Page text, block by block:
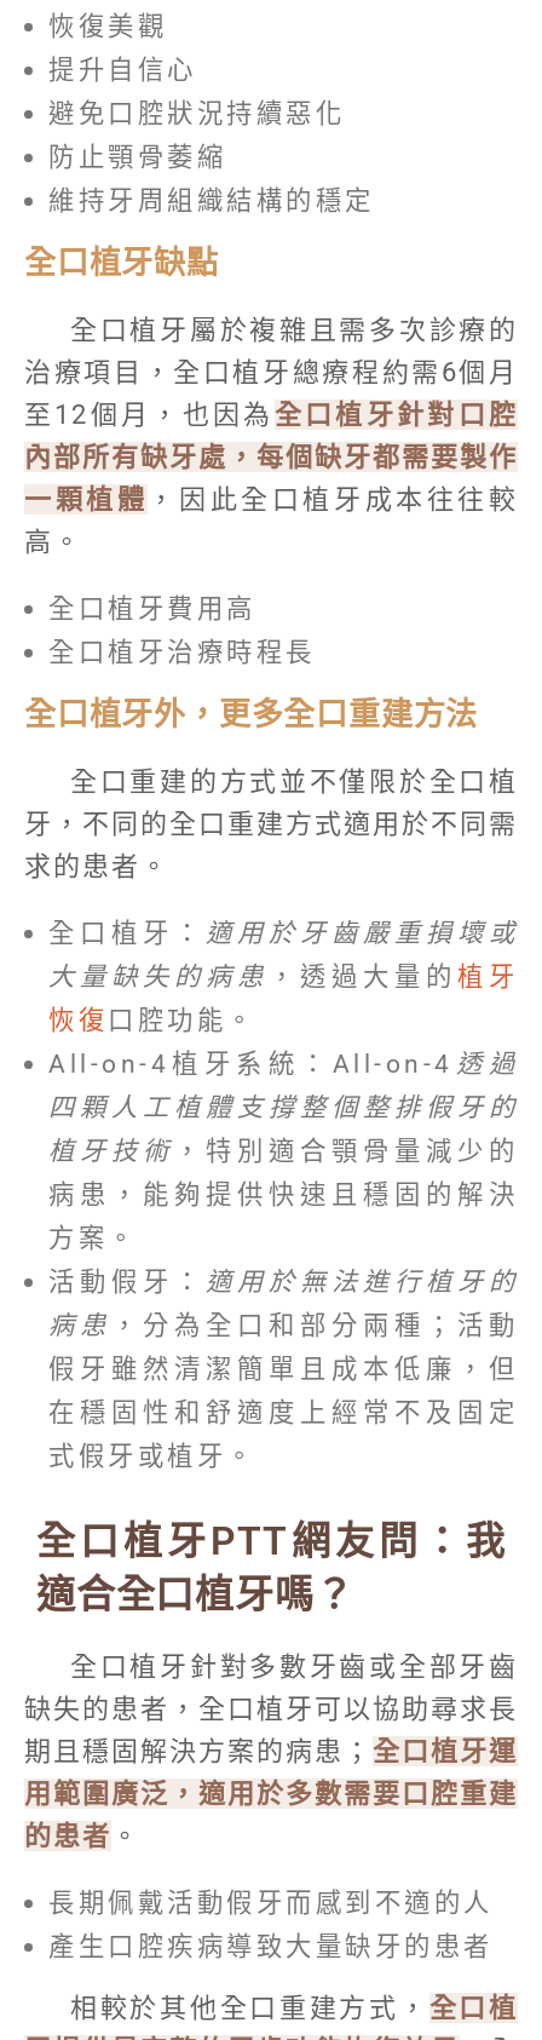
恢復美觀
提升自信心
避免口腔狀況持續惡化
防止顎骨萎縮
維持牙周組織結構的穩定
全口植牙缺點
全口植牙屬於複雜且需多次診療的
治療項目，全口植牙總療程約需6個月
至12個月，也因為 全口植牙針對口腔
內部所有缺牙處，每個缺牙都需要製作
一顆植體 ，因此全口植牙成本往往較
高。
全口植牙費用高
全口植牙治療時程長
全口植牙外，更多全口重建方法
全口重建的方式並不僅限於全口植
牙，不同的全口重建方式適用於不同需
求的患者。
全口植牙： 適用於牙齒嚴重損壞或
大量缺失的病患 ，透過大量的 植牙
恢復 口腔功能。
All-on-4植牙系統：All-on-4 透過
四顆人工植體支撐整個整排假牙的
植牙技術 ，特別適合顎骨量減少的
病患，能夠提供快速且穩固的解決
方案。
活動假牙： 適用於無法進行植牙的
病患 ，分為全口和部分兩種；活動
假牙雖然清潔簡單且成本低廉，但
在穩固性和舒適度上經常不及固定
式假牙或植牙。
全口植牙PTT網友問：我
適合全口植牙嗎？
全口植牙針對多數牙齒或全部牙齒
缺失的患者，全口植牙可以協助尋求長
期且穩固解決方案的病患； 全口植牙運
用範圍廣泛，適用於多數需要口腔重建
的患者 。
長期佩戴活動假牙而感到不適的人
產生口腔疾病導致大量缺牙的患者
相較於其他全口重建方式， 全口植